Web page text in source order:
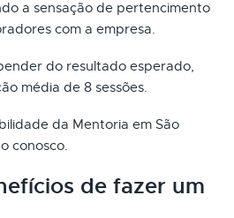
a sensação de pertencimento
com a empresa.
do resultado esperado,
média de 8 sessões.
da Mentoria em São
conosco.
de fazer um